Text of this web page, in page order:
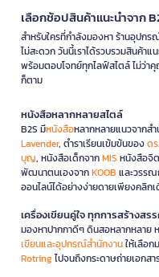
เลือกช้อปสินค้าแนะนำจาก
สำหรับใครที่กำลังมองหา ร้านอุปกร
ไม่สะดวก วันนี้เราได้รวบรวมสินค้า
พร้อมตอบโจทย์ทุกไลฟ์สไตล์ ไม่ว่า
ก็ตาม
หนังสือหลากหลายสไตล์
B2S มีหนังสือหลากหลายแนวจากส
Lavender, ตำราเรียนเข้มข้นของด
บุญ, หนังสือเด็กจากMIS หนังสือจิ
พัฒนาตนเองจากKOOB และวรร
ออนไลน์ได้อย่างง่ายดายเพียงคลิก
เครื่องเขียนคู่ใจ ทุกการสร้างสร
มองหาปากกาดีๆ ดินสอหลากหลาย
เขียนและอุปกรณ์สำนักงานให้เลือ
Rotringไปจนถึงกระดาษถ่ายเอกสา